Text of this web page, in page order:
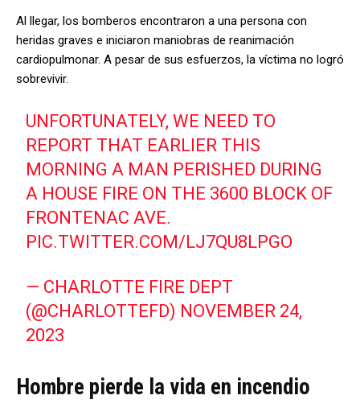
Al llegar, los bomberos encontraron a una persona con
heridas graves e iniciaron maniobras de reanimación
cardiopulmonar. A pesar de sus esfuerzos, la víctima no logró
sobrevivir.
UNFORTUNATELY, WE NEED TO
REPORT THAT EARLIER THIS
MORNING A MAN PERISHED DURING
A HOUSE FIRE ON THE 3600 BLOCK OF
FRONTENAC AVE.
PIC.TWITTER.COM/LJ7QU8LPGO
— CHARLOTTE FIRE DEPT
(@CHARLOTTEFD) NOVEMBER 24,
2023
Hombre pierde la vida en incendio